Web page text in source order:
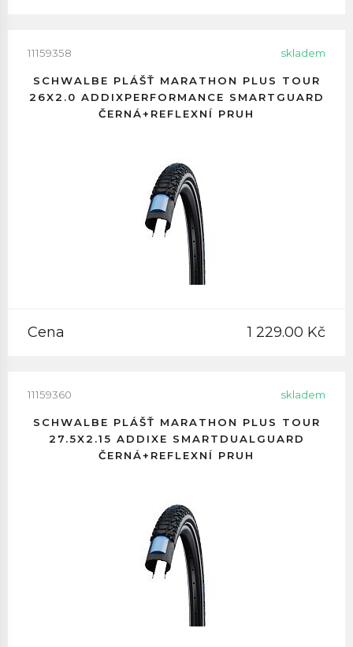
11159358 skladem
SCHWALBE PLÁŠŤ MARATHON PLUS TOUR
26X2.0 ADDIXPERFORMANCE SMARTGUARD
ČERNÁ+REFLEXNÍ PRUH
Cena 1 229.00 Kč
11159360 skladem
SCHWALBE PLÁŠŤ MARATHON PLUS TOUR
27.5X2.15 ADDIXE SMARTDUALGUARD
ČERNÁ+REFLEXNÍ PRUH